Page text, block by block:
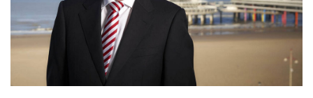
PRAKTIJKZAKEN
TARIEVEN
VPHUISARTSEN
MEDISCHE VAKHANDEL